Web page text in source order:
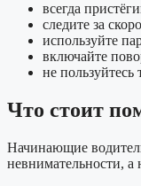
всегда
следите за
используйте
включайте
не
Что стоит
Начинающие
невнимательности, а